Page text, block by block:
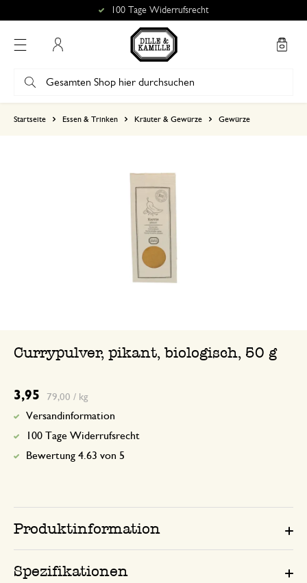
100 Tage Widerrufsrecht
Startseite Essen & Trinken Kräuter & Gewürze Gewürze
Currypulver, pikant, biologisch, 50 g
3,95 79,00 / kg
Versandinformation
100 Tage Widerrufsrecht
Bewertung 4.63 von 5
Produktinformation
Spezifikationen